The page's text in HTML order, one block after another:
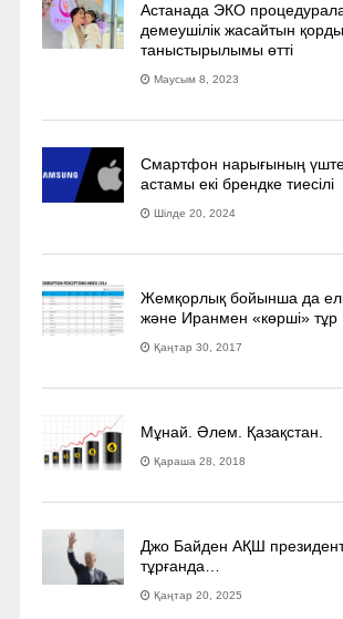
Астанада ЭКО
демеушілік жасайтын
таныстырылымы өтті
Маусым 8, 2023
Смартфон нарығының
астамы екі брендке тиесілі
Шілде 20, 2024
Жемқорлық бойынша да
және Иранмен «көрші» тұр
Қаңтар 30, 2017
Мұнай. Әлем. Қазақстан.
Қараша 28, 2018
Джо Байден АҚШ
тұрғанда…
Қаңтар 20, 2025